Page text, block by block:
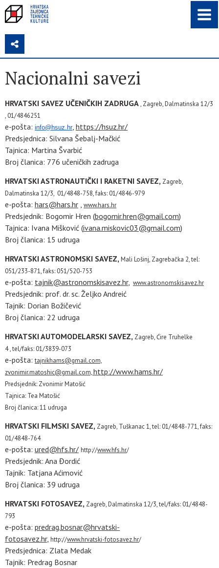
Z
Nacionalni savezi
HRVATSKI SAVEZ UČENIČKIH ZADRUGA, Zagreb, Dalmatinska 12/3
, 01/4846251
e-pošta: info@hsuz.hr, https://hsuz.hr/
Predsjednica: Silvana Šebalj-Mačkić
Tajnica: Martina Švarbić
Broj članica: 776 učeničkih zadruga
HRVATSKI ASTRONAUTIČKI I RAKETNI SAVEZ, Zagreb,
Dalmatinska 12/3, 01/4848-758, faks: 01/4846-979
e-pošta: hars@hars.hr , www.hars.hr
Predsjednik: Bogomir Hren (bogomir.hren@gmail.com)
Tajnica: Ivana Mišković (ivana.miskovic03@gmail.com)
Broj članica: 15 udruga
HRVATSKI ASTRONOMSKI SAVEZ, Mali Lošinj, Zagrebačka 2,tel:
051/233-871, faks: 051/520-753
e-pošta: tajnik@astronomskisavez.hr, www.astronomskisavez.hr
Predsjednik: prof. dr. sc. Željko Andreić
Tajnik: Dorian Božičević
Broj članica: 22 udruga
HRVATSKI AUTOMODELARSKI SAVEZ, Zagreb, Ćire Truhelke
4 ,tel/faks: 01/3839-073
e-pošta:tajnikhams@gmail.com,
zvonimir.matoshic@gmail.com,http://www.hams.hr/
Predsjednik: Zvonimir Matošić
Tajnica: Tea Matošić
Broj članica: 11 udruga
HRVATSKI FILMSKI SAVEZ, Zagreb, Tuškanac 1,tel: 01/4848-771, faks:
01/4848-764
e-pošta: ured@hfs.hr/ http://www.hfs.hr/
Predsjednik: Ana Đordić
Tajnik: Tatjana Aćimović
Broj članica: 39 udruga
HRVATSKI FOTOSAVEZ, Zagreb, Dalmatinska 12/3,tel/faks: 01/4848-
793
e-pošta: predrag.bosnar@hrvatski-
fotosavez.hr, http://www.hrvatski-fotosavez.hr/
Predsjednica: Zlata Medak
Tajnik: Predrag Bosnar